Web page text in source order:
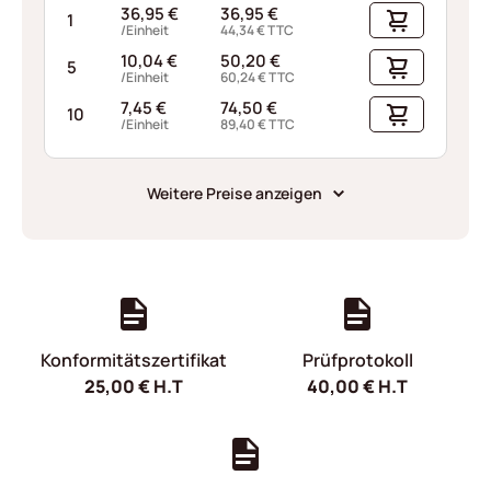
1 36,95€
/Einheit
36,95€
44,34€TTC
5 10,04€
/Einheit
50,20€
60,24€TTC
10 7,45€
/Einheit
74,50€
89,40€TTC
Weitere Preise anzeigen
Konformitätszertifikat
25,00€H.T
Prüfprotokoll
40,00€H.T